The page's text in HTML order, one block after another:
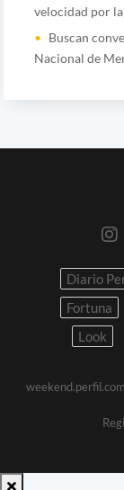
velocidad por
Buscan
Nacional de
Diario
Fortuna
Look